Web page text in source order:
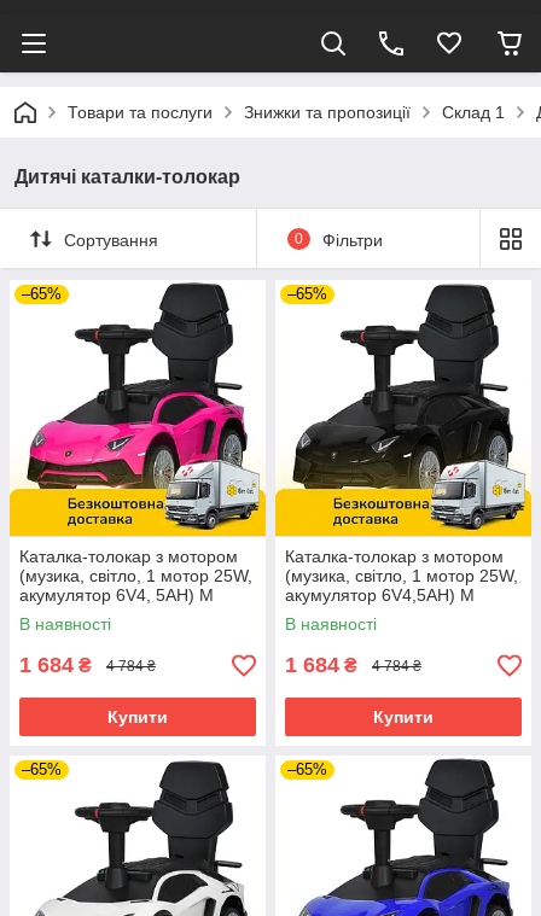
Товари та послуги Знижки та пропозиції Склад 1
Дитячі каталки-толокар
Сортування 0 Фільтри
–65%
Каталка-толокар з мотором
(музика, світло, 1 мотор 25W,
акумулятор 6V4, 5AH) M
5777EBL-8 Рожевий
В наявності
1 684 ₴ 4 784 ₴
Купити
–65%
Каталка-толокар з мотором
(музика, світло, 1 мотор 25W,
акумулятор 6V4,5AH) M
5777EBL-2 Чорний
В наявності
1 684 ₴ 4 784 ₴
Купити
–65% –65%